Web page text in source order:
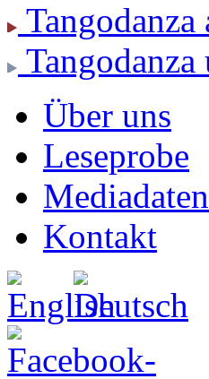
Tangodanza
Tangodanza
Über uns
Leseprobe
Mediadaten
Kontakt